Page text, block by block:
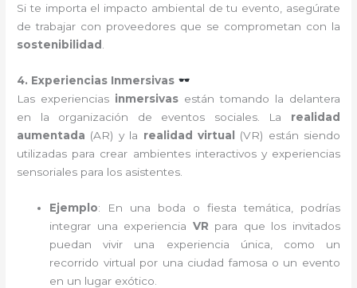
Si te importa el impacto ambiental de tu evento, asegúrate
de trabajar con proveedores que se comprometan con la
sostenibilidad
4. Experiencias Inmersivas
Las experiencias inmersivas están tomando la delantera
en la organización de eventos sociales. La realidad
aumentada (AR) y la realidad virtual
(VR) están siendo
utilizadas para crear ambientes interactivos y experiencias
sensoriales para los asistentes.
Ejemplo: En una boda o fiesta temática, podrías
integrar una experiencia VR para que los invitados
puedan vivir una experiencia única, como un
recorrido virtual por una ciudad famosa o un evento
en un lugar exótico.